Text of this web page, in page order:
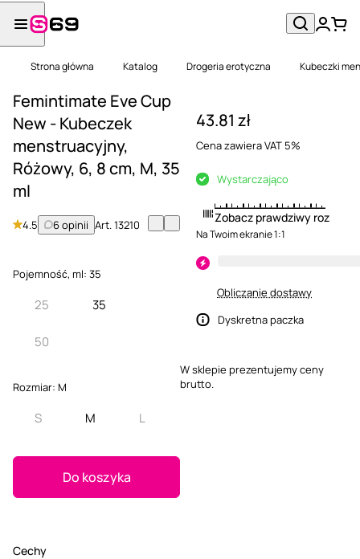
Strona główna Katalog Drogeria erotyczna Kubeczki
Femintimate Eve Cup
New - Kubeczek
menstruacyjny,
Różowy, 6, 8 cm, M, 35
ml
4.5 6 opinii Art.13210
Pojemność, ml: 35
25 35
50
Rozmiar: M
S M L
Do koszyka
Cechy
43.81 zł
Cena zawiera VAT 5%
Wystarczająco
Zobacz prawdziwy rozmiar
Na Twoim ekranie 1:1
Obliczanie dostawy
Dyskretna paczka
W sklepie prezentujemy ceny
brutto.